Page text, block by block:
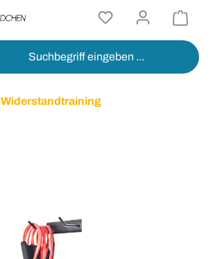
Widerstandtraining